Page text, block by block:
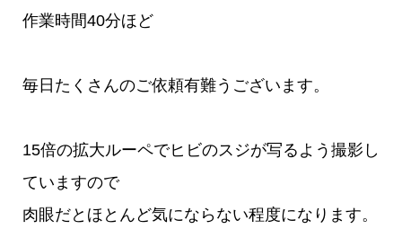
作業時間40分ほど
毎日たくさんのご依頼有難うございます。
15倍の拡大ルーペでヒビのスジが写るよう撮影し
ていますので
肉眼だとほとんど気にならない程度になります。